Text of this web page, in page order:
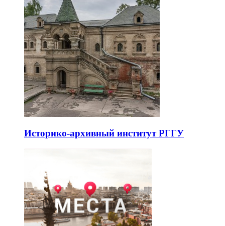
Историко-архивный институт РГГУ